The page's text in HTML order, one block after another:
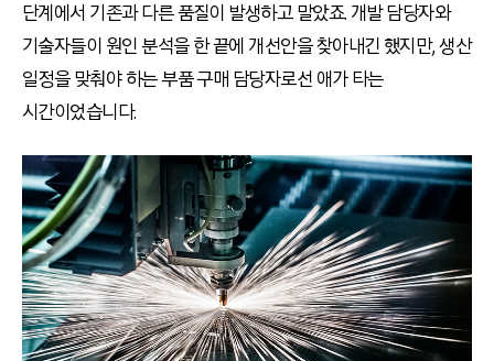
단계에서 기존과 다른 품질이 발생하고 말았죠. 개발 담당자와
기술자들이 원인 분석을 한 끝에 개선안을 찾아내긴 했지만, 생산
일정을 맞춰야 하는 부품 구매 담당자로선 애가 타는
시간이었습니다.